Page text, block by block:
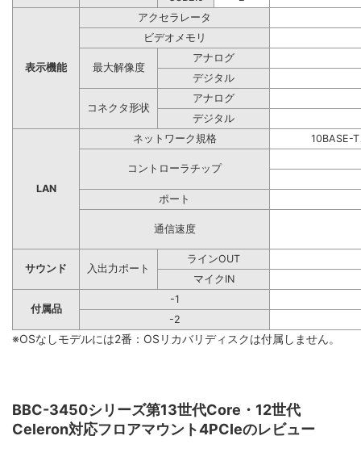
表示機能
アクセラレータ
ビデオメモリ
最大解像度
アナログ
デジタル
コネクタ形状
アナログ
デジタル
LAN
ネットワーク規格 10BASE-
コントローラチップ
ポート
通信速度
サウンド 入出力ポート
ラインOUT
マイクIN
付属品
-1
-2
※OSなしモデルには2番：OSリカバリディスクは付属しません。
BBC-3450シリーズ第13世代Core・12世代
Celeron対応フロアマウント4PCIeのレビュー